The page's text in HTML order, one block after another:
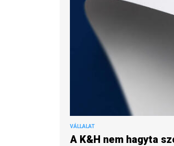
VÁLLALAT
A K&H nem hagyta